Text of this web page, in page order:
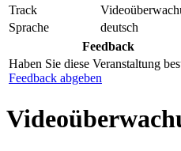
Track
Sprache
deutsch
Feedback
Haben Sie diese Veranstaltung
Feedback abgeben